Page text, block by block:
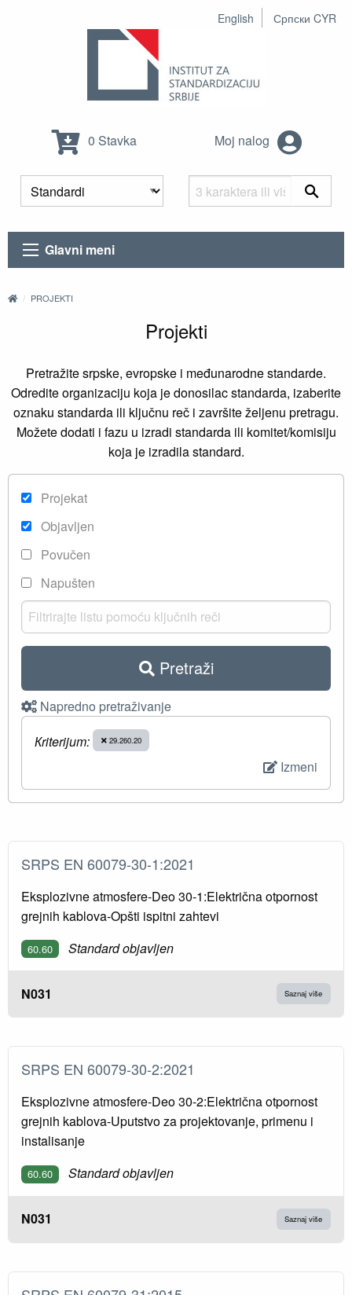
English Српски CYR
0 Stavka Moj nalog
Glavni meni
PROJEKTI
Projekti
Pretražite srpske, evropske i međunarodne standarde.
Odredite organizaciju koja je donosilac standarda, izaberite
oznaku standarda ili ključnu reč i završite željenu pretragu.
Možete dodati i fazu u izradi standarda ili komitet/komisiju
koja je izradila standard.
Projekat
Objavljen
Povučen
Napušten
Pretraži
Napredno pretraživanje
Кriterijum:
29.260.20
Izmeni
SRPS EN 60079-30-1:2021
Eksplozivne atmosfere-Deo 30-1:Električna otpornost
grejnih kablova-Opšti ispitni zahtevi
60.60 Standard objavljen
N031 Saznaj više
SRPS EN 60079-30-2:2021
Eksplozivne atmosfere-Deo 30-2:Električna otpornost
grejnih kablova-Uputstvo za projektovanje, primenu i
instalisanje
60.60 Standard objavljen
N031 Saznaj više